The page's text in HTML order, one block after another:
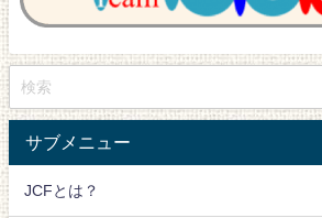
サブメニュー
JCFとは？